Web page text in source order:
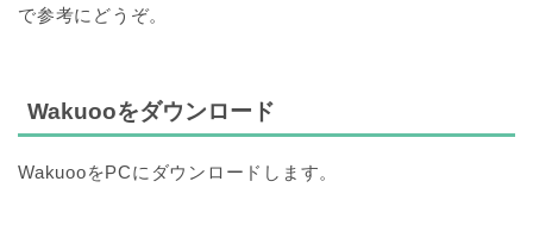
で参考にどうぞ。
Wakuooをダウンロード
WakuooをPCにダウンロードします。